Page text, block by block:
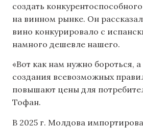
создать
на винном рынке. Он
вино конкурировало с
намного дешевле нашего.
«Вот как нам нужно бороться,
создания всевозможных
повышают цены для
Тофан.
В 2025 г. Молдова